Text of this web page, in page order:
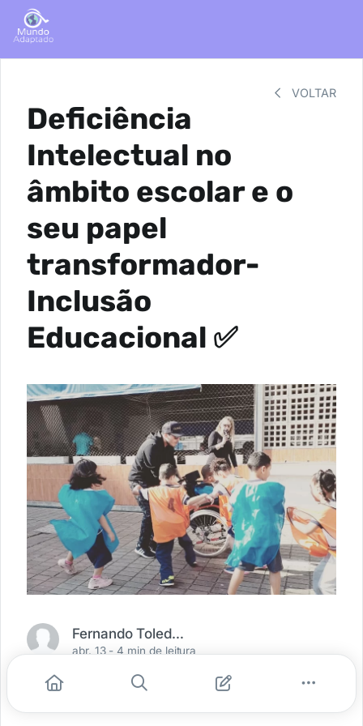
VOLTAR
Deficiência
Intelectual no
âmbito escolar e o
seu papel
transformador-
Inclusão
Educacional ✅
Fernando Toledo Cardoso
abr. 13 -4 min de leitura
0